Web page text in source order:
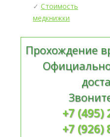
✓ Стоимость
медкнижки
Прохождение
+7 (495)
+7 (926)